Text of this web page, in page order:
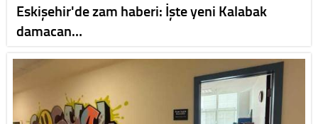
Eskişehir'de zam haberi: İşte yeni Kalabak
damacan…